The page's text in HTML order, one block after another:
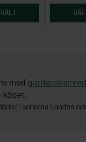
VÄLJ
med
köpet.
i serierna London